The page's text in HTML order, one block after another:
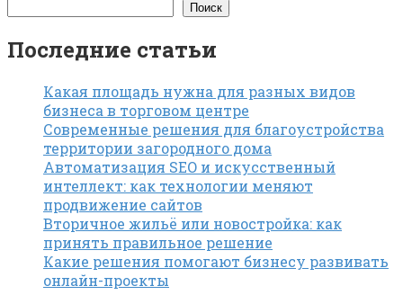
Поиск
Последние статьи
Какая площадь нужна для разных видов
бизнеса в торговом центре
Современные решения для благоустройства
территории загородного дома
Автоматизация SEO и искусственный
интеллект: как технологии меняют
продвижение сайтов
Вторичное жильё или новостройка: как
принять правильное решение
Какие решения помогают бизнесу развивать
онлайн-проекты